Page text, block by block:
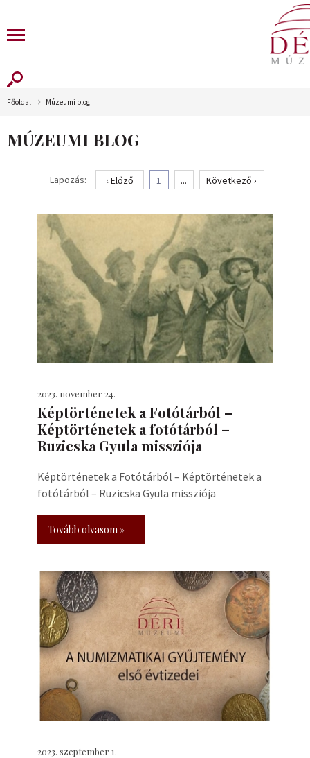
Főoldal Múzeumi blog
MÚZEUMI BLOG
Lapozás: ‹ Előző 1 ... Következő ›
2023. november 24.
Képtörténetek a Fotótárból –
Képtörténetek a fotótárból –
Ruzicska Gyula missziója
Képtörténetek a Fotótárból – Képtörténetek a
fotótárból – Ruzicska Gyula missziója
Tovább olvasom »
2023. szeptember 1.